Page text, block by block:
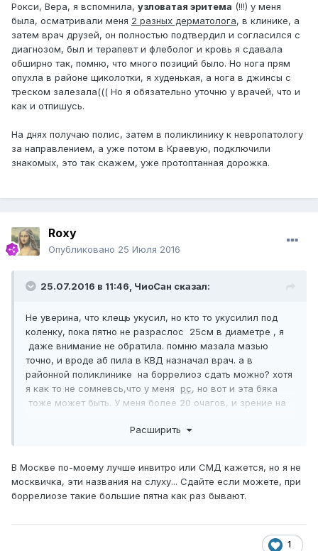
вдруг найдут у Вас боррелиоз, надо и мужа на него
проверить, т.к. бывают носители каких-либо хр.
инфекций вообще без симптомов. И помните - довольно
скоро пройдёт жаркое лето и уже поэтому должно стать
легче. Сентябрь - прекрасный месяц, да и в августе
жара уже немного другая чем в июле... Хоть с погодой
сейчас катаклизмы везде, и Краснодар не исключение.
На море получается отдохнуть? Думаю, лучше не ехать в
Рокси, Вера, я вспомнила, узловатая эритема (!!!) у меня
была, осматривали меня 2 разных дерматолога, в клинике, а
затем врач друзей, он полностью подтвердил и согласился с
диагнозом, был и терапевт и флеболог и кровь я сдавала
обширно так, помню, что много позиций было. Но нога прям
опухла в районе щиколотки, я худенькая, а нога в джинсы с
треском залезала((( Но я обязательно уточню у врачей, что и
как и отпишусь.
На днях получаю полис, затем в поликлинику к невропатологу
за направлением, а уже потом в Краевую, подключили
знакомых, это так скажем, уже протоптанная дорожка.
Roxy
Опубликовано 25 Июля 2016
25.07.2016 в 11:46, ЧиоСан сказал:
Не уверина, что клещь укусил, но кто то укусилил под
коленку, пока пятно не разраслос 25см в диаметре , я
даже внимание не обратила. помню мазала мазью
точно, и вроде аб пила в КВД назначал врач. а в
районной поликлинике на боррелиоз сдать можно? хотя
я как то не сомневсь,что у меня рс, но вот и эта бяка
тоже может быть. У меня более 20 очагов, и зрение на
Расширить
В Москве по-моему лучше инвитро или СМД кажется, но я не
москвичка, эти названия на слуху... Сдайте если можете, при
боррелиозе такие большие пятна как раз бывают.
1